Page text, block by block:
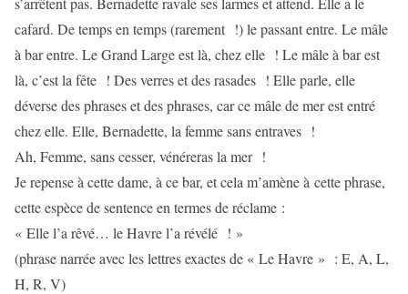
cafard. De temps en temps (rarement !) le passant entre. Le mâle
à bar entre. Le Grand Large est là, chez elle ! Le mâle à bar est
là, c’est la fête ! Des verres et des rasades ! Elle parle, elle
déverse des phrases et des phrases, car ce mâle de mer est entré
chez elle. Elle, Bernadette, la femme sans entraves !
Ah, Femme, sans cesser, vénéreras la mer !
Je repense à cette dame, à ce bar, et cela m’amène à cette phrase,
cette espèce de sentence en termes de réclame :
« Elle l’a rêvé… le Havre l’a révélé ! »
(phrase narrée avec les lettres exactes de « Le Havre » : E, A, L,
H, R, V)